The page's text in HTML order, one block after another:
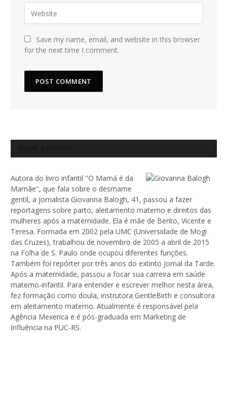
Save my name, email, and website in this browser
for the next time I comment.
Autora do livro infantil "O Mamá é da
Mamãe", que fala sobre o desmame
gentil, a jornalista Giovanna Balogh, 41, passou a fazer
reportagens sobre parto, aleitamento materno e direitos das
mulheres após a maternidade. Ela é mãe de Bento, Vicente e
Teresa. Formada em 2002 pela UMC (Universidade de Mogi
das Cruzes), trabalhou de novembro de 2005 a abril de 2015
na Folha de S. Paulo onde ocupou diferentes funções.
Também foi repórter por três anos do extinto Jornal da Tarde.
Após a maternidade, passou a focar sua carreira em saúde
materno-infantil. Para entender e escrever melhor nesta área,
fez formação como doula, instrutora GentleBirth e consultora
em aleitamento materno. Atualmente é responsável pela
Agência Mexerica e é pós-graduada em Marketing de
Influência na PUC-RS.